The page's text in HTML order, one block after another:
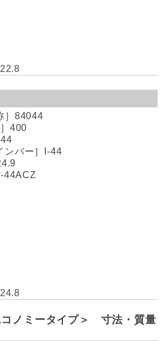
22.8
84044
400
44
I-44
44ACZ
24.8
コノミータイプ＞ 寸法・質量